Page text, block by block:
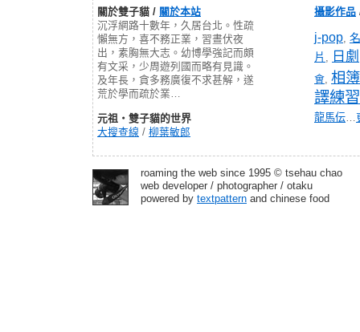
關於雙子貓 / 關於本站
沉浮網路十數年，久居台北。性疏
懶無方，喜不務正業，習晝伏夜
出，素胸無大志。幼博學強記而頗
有文采，少周遊列國而略有見識。
及年長，貪多務廣復不求甚解，遂
荒於學而疏於業…
元祖‧雙子貓的世界
大搜查線 / 柳葉敏郎
攝影作品
j-pop
片
日劇
會 相簿
譯練習
龍馬伝
roaming the web since 1995 © tsehau chao
web developer / photographer / otaku
powered by textpattern and chinese food